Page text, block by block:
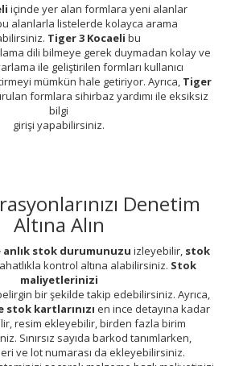
içinde yer alan formlara yeni alanlar
alanlarla listelerde kolayca arama
Tiger 3 Kocaeli bu
dili bilmeye gerek duymadan kolay ve
ile geliştirilen formları kullanıcı
mümkün hale getiriyor. Ayrıca, Tiger
formlara sihirbaz yardımı ile eksiksiz
bilgi
girişi yapabilirsiniz.
Denetim
Altına Alın
anlık stok durumunuzu izleyebilir, stok
kontrol altına alabilirsiniz. Stok
maliyetlerinizi
bir şekilde takip edebilirsiniz. Ayrıca,
stok kartlarınızı en ince detayına kadar
resim ekleyebilir, birden fazla birim
Sınırsız sayıda barkod tanımlarken,
ve lot numarası da ekleyebilirsiniz.